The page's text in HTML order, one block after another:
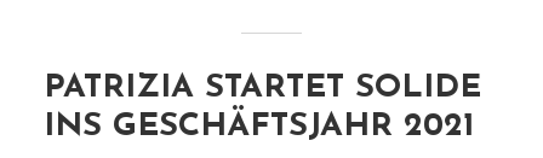
PATRIZIA STARTET SOLIDE
INS GESCHÄFTSJAHR 2021